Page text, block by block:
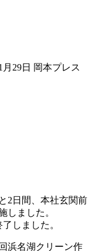
月29日 岡本プレス
2日間、本社玄関前
しました。
しました。
浜名湖クリーン作